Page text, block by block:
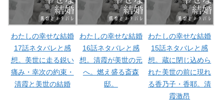
わたしの幸せな結婚
17話ネタバレと感
想。美世に走る鋭い
痛み・幸次の約束・
清霞と美世の結婚
わたしの幸せな結婚
16話ネタバレと感
想。清霞が美世の元
へ。燃え盛る斎森
邸。
わたしの幸せな結婚
15話ネタバレと感
想。蔵に閉じ込めら
れた美世の前に現れ
る香乃子・香耶。清
霞激昂